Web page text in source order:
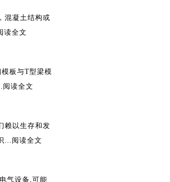
混凝土结构或
读全文
板与T型梁模
阅读全文
赖以生存和发
...阅读全文
气设备,可能